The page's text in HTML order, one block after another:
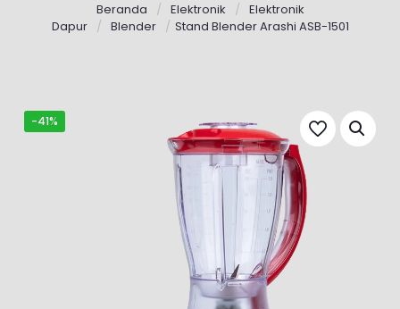
Beranda / Elektronik / Elektronik
Dapur
/ Blender / Stand Blender Arashi ASB-1501
-41%